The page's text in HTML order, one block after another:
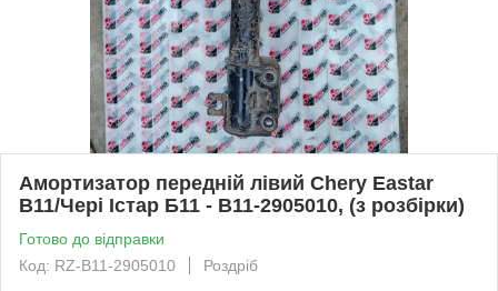
Амортизатор передній лівий Chery Eastar
B11/Чері Істар Б11 - B11-2905010, (з розбірки)
Готово до відправки
Код: RZ-B11-2905010
Роздріб